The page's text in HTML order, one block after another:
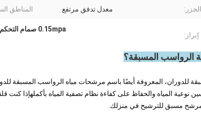
معدل تدفق مرتفع المناطق
إبراز:
0.15mpa صمام التحكم في المياه قبل التصفية
الرواسب المسبقة؟
للدوران، المعروفة أيضًا باسم مرشحات مياه الرواسب المسبقة
نوعية المياه والحفاظ على كفاءة نظام تصفية المياه بأكملهإذا كنت
مسبق للترشيح في منزلك.